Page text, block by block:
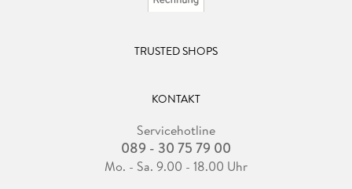
TRUSTED SHOPS
KONTAKT
Servicehotline
089 - 30 75 79 00
Mo. - Sa. 9.00 - 18.00 Uhr